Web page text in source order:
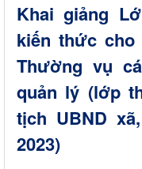
Khai giảng
kiến thức cho
Thường vụ
quản lý (lớp
tịch UBND
2023)